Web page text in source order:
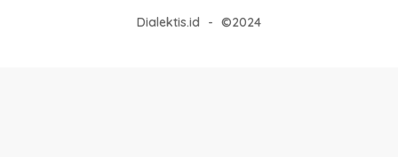
Dialektis.id - ©2024